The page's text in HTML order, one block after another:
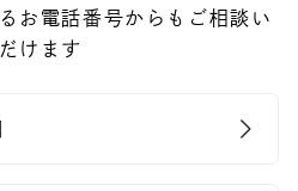
お電話番号からもご相談い
けます